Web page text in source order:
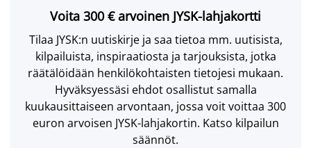
Voita 300 € arvoinen JYSK-lahjakortti
Tilaa JYSK:n uutiskirje ja saa tietoa mm. uutisista,
kilpailuista, inspiraatiosta ja tarjouksista, jotka
räätälöidään henkilökohtaisten tietojesi mukaan.
Hyväksyessäsi ehdot osallistut samalla
kuukausittaiseen arvontaan, jossa voit voittaa 300
euron arvoisen JYSK-lahjakortin. Katso kilpailun
säännöt.